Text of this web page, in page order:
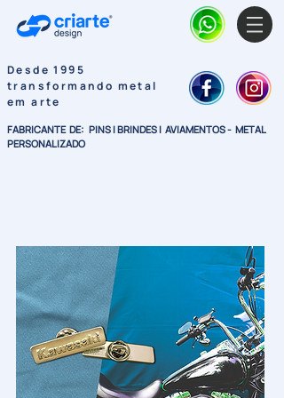
Desde 1995
transformando metal
em arte
FABRICANTE DE: PINS I BRINDES I AVIAMENTOS - METAL
PERSONALIZADO